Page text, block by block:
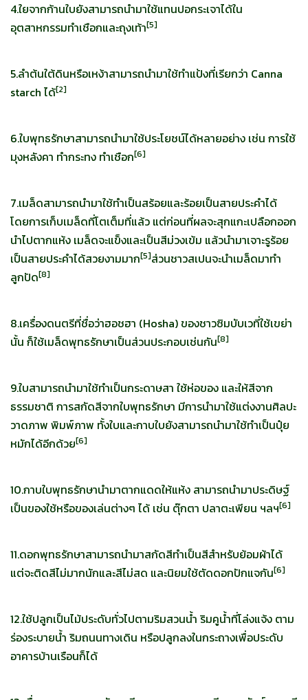
4.ใยจากก้านใบยังสามารถนำมาใช้แทนปอกระเจาได้ใน
อุตสาหกรรมทำเชือกและถุงเท้า[5]
5.ลำต้นใต้ดินหรือเหง้าสามารถนำมาใช้ทำแป้งที่เรียกว่า Canna
starch ได้[2]
6.ใบพุทธรักษาสามารถนำมาใช้ประโยชน์ได้หลายอย่าง เช่น การใช้
มุงหลังคา ทำกระทง ทำเชือก[6]
7.เมล็ดสามารถนำมาใช้ทำเป็นสร้อยและร้อยเป็นสายประคำได้
โดยการเก็บเมล็ดที่โตเต็มที่แล้ว แต่ก่อนที่ผลจะสุกแกะเปลือกออก
นำไปตากแห้ง เมล็ดจะแข็งและเป็นสีม่วงเข้ม แล้วนำมาเจาะรูร้อย
เป็นสายประคำได้สวยงามมาก[5]ส่วนชาวสเปนจะนำเมล็ดมาทำ
ลูกปัด[8]
8.เครื่องดนตรีที่ชื่อว่าฮอชฮา (Hosha) ของชาวซิมบับเวที่ใช้เขย่า
นั้น ก็ใช้เมล็ดพุทธรักษาเป็นส่วนประกอบเช่นกัน[8]
9.ใบสามารถนำมาใช้ทำเป็นกระดาษสา ใช้ห่อของ และให้สีจาก
ธรรมชาติ การสกัดสีจากใบพุทธรักษา มีการนำมาใช้แต่งงานศิลปะ
วาดภาพ พิมพ์ภาพ ทั้งใบและกาบใบยังสามารถนำมาใช้ทำเป็นปุ๋ย
หมักได้อีกด้วย[6]
10.กาบใบพุทธรักษานำมาตากแดดให้แห้ง สามารถนำมาประดิษฐ์
เป็นของใช้หรือของเล่นต่างๆ ได้ เช่น ตุ๊กตา ปลาตะเพียน ฯลฯ[6]
11.ดอกพุทธรักษาสามารถนำมาสกัดสีทำเป็นสีสำหรับย้อมผ้าได้
แต่จะติดสีไม่มากนักและสีไม่สด และนิยมใช้ตัดดอกปักแจกัน[6]
12.ใช้ปลูกเป็นไม้ประดับทั่วไปตามริมสวนน้ำ ริมคูน้ำที่โล่งแจ้ง ตาม
ร่องระบายน้ำ ริมถนนทางเดิน หรือปลูกลงในกระถางเพื่อประดับ
อาคารบ้านเรือนก็ได้